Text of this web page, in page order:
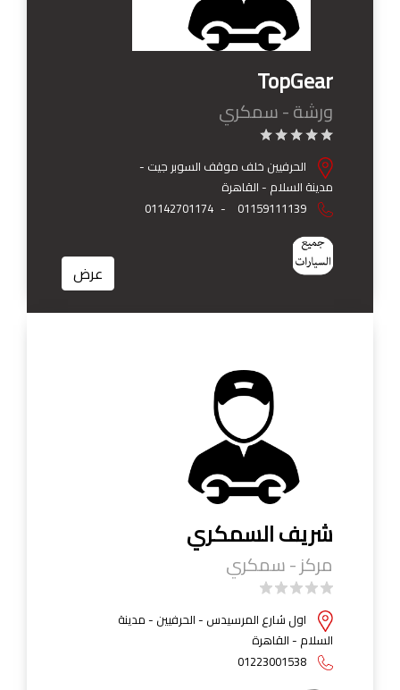
TopGear
ورشة - سمكري
الحرفيين خلف موقف السوبر جيت -
مدينة السلام - القاهرة
01159111139
-
01142701174
عرض
شريف السمكري
مركز - سمكري
اول شارع المرسيدس - الحرفيين - مدينة
السلام - القاهرة
01223001538